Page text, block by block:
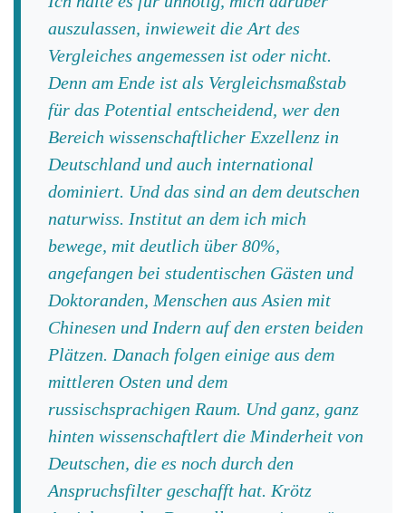
auszulassen, inwieweit die Art des
Vergleiches angemessen ist oder nicht.
Denn am Ende ist als Vergleichsmaßstab
für das Potential entscheidend, wer den
Bereich wissenschaftlicher Exzellenz in
Deutschland und auch international
dominiert. Und das sind an dem deutschen
naturwiss. Institut an dem ich mich
bewege, mit deutlich über 80%,
angefangen bei studentischen Gästen und
Doktoranden, Menschen aus Asien mit
Chinesen und Indern auf den ersten beiden
Plätzen. Danach folgen einige aus dem
mittleren Osten und dem
russischsprachigen Raum. Und ganz, ganz
hinten wissenschaftlert die Minderheit von
Deutschen, die es noch durch den
Anspruchsfilter geschafft hat. Krötz